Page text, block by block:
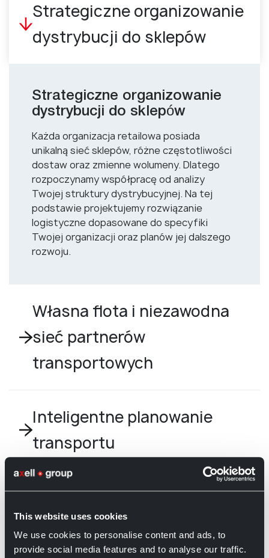
This website uses cookies
We use cookies to personalise content and ads, to
provide social media features and to analyse our traffic.
Strategiczne organizowanie
dystrybucji do sklepów
Strategiczne organizowanie
dystrybucji do sklepów
Każda organizacja retailowa posiada
unikalną sieć sklepów, różne częstotliwości
dostaw oraz zmienne wolumeny. Dlatego
rozpoczynamy współpracę od analizy
Twojej struktury dystrybucyjnej. Na tej
podstawie projektujemy rozwiązanie
logistyczne dopasowane do specyfiki
Twojej organizacji oraz planów jej dalszego
rozwoju.
Własna flota i niezawodna
sieć partnerów
transportowych
Inteligentne planowanie
transportu
Skalowalność w okresach
szczytowych